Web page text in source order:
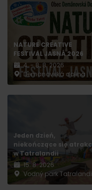
NATURE CREATIVE
FESTIVAL JASNÁ 2026
4. - 8. 8. 2026
Demänovská dolina
Jeden dzień,
niekończące się
w Tatralandii
15. 8. 2026
Vodný park